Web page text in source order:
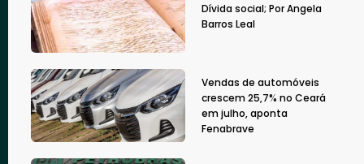
Dívida social; Por Angela
Barros Leal
Vendas de automóveis
crescem 25,7% no Ceará
em julho, aponta
Fenabrave